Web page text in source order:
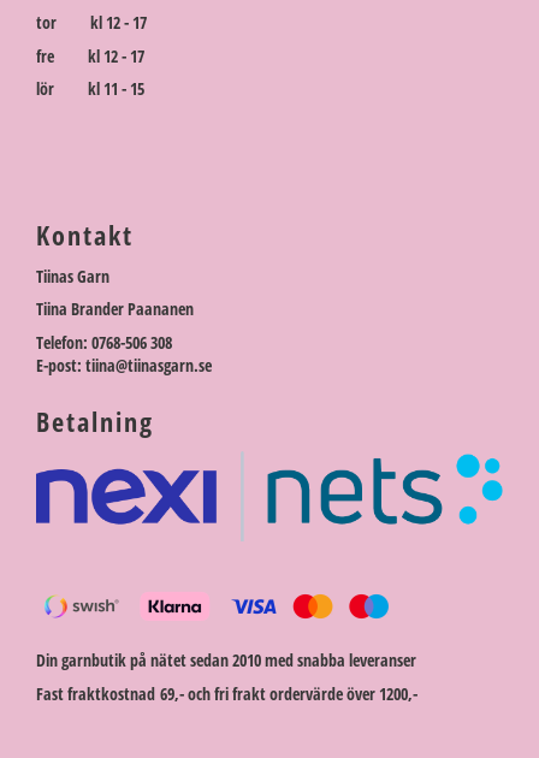
tor kl 12 - 17
fre kl 12 - 17
lör kl 11 - 15
Kontakt
Tiinas Garn
Tiina Brander Paananen
Telefon: 0768-506 308
E-post: tiina@tiinasgarn.se
Betalning
Din garnbutik på nätet sedan 2010 med snabba leveranser
Fast fraktkostnad 69,- och fri frakt ordervärde över 1200,-